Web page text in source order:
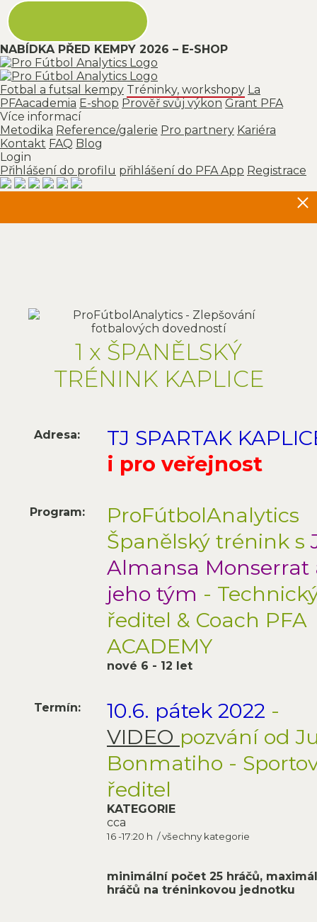
NABÍDKA PŘED KEMPY 2026 – E-SHOP
Fotbal a futsal kempy Tréninky, workshopy La
PFAacademia E-shop Prověř svůj výkon Grant PFA
Více informací
Metodika Reference/galerie Pro partnery Kariéra
Kontakt FAQ Blog
Login
Přihlášení do profilu přihlášení do PFA App Registrace
1 x ŠPANĚLSKÝ
TRÉNINK KAPLICE
Adresa:
TJ SPARTAK
i pro veřejnost
Program:
ProFútbolAnalytics
Španělský trénink s
Almansa Monserrat
jeho tým -
ředitel & Coach PFA
ACADEMY
nové 6 - 12 let
Termín: 10.6. pátek 2022 -
VIDEO pozvání od
Bonmatiho -
ředitel
KATEGORIE
cca
16 -17:20 h / všechny kategorie
minimální počet 25 hráčů,
hráčů na tréninkovou jednotku